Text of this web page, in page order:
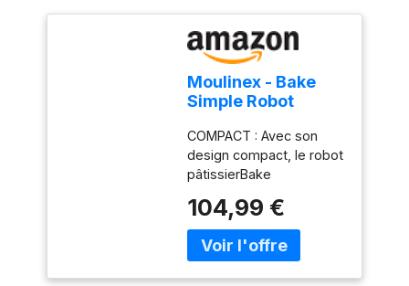
Moulinex - Bake
Simple Robot
fouet, batteur et
crochet
COMPACT : Avec son
design compact, le robot
pâtissierBake
parfaitement à toutes les
cuisines - sataillen'est
pas plus grande qu'une
104,99 €